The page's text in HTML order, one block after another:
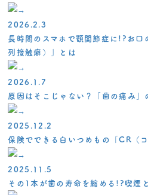
2026.2.3
長時間のスマホで顎関節症に!?お口
列接触癖）」とは
2026.1.7
原因はそこじゃない？「歯の痛み」
2025.12.2
保険でできる白いつめもの「CR（
2025.11.5
その1本が歯の寿命を縮める!?喫煙